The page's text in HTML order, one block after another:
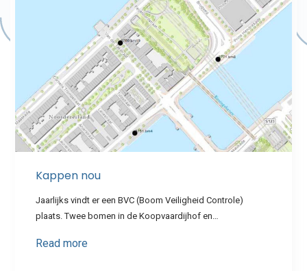
Kappen nou
Jaarlijks vindt er een BVC (Boom Veiligheid Controle)
plaats. Twee bomen in de Koopvaardijhof en…
Read more